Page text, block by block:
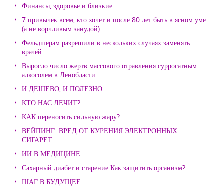
Финансы, здоровье и близкие
7 привычек всем, кто хочет и после 80 лет быть в ясном уме
(а не ворчливым занудой)
Фельдшерам разрешили в нескольких случаях заменять
врачей
Выросло число жертв массового отравления суррогатным
алкоголем в Ленобласти
И ДЕШЕВО, И ПОЛЕЗНО
КТО НАС ЛЕЧИТ?
КАК переносить сильную жару?
ВЕЙПИНГ: ВРЕД ОТ КУРЕНИЯ ЭЛЕКТРОННЫХ
СИГАРЕТ
ИИ В МЕДИЦИНЕ
Сахарный диабет и старение Как защитить организм?
ШАГ В БУДУЩЕЕ